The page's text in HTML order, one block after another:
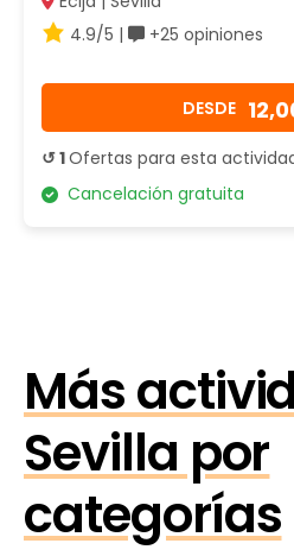
4.9/5 |
+25 opiniones
DESDE
↺ 1Ofertas para esta
Cancelación gratuita
Más
Sevilla por
categorías